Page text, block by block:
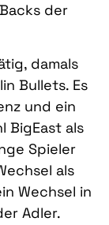
der
damals
Bullets. Es
und ein
BigEast als
Spieler
als
Wechsel in
Adler.